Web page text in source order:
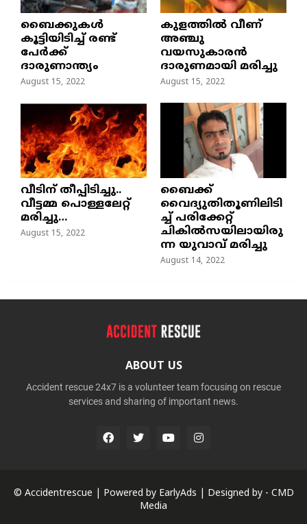
ബൈക്കുകൾ
കൂട്ടിയിടിച്ച് രണ്ട്
പേർക്ക്
ദാരുണാന്ത്യം
August 15, 2022
കുളത്തില്‍ വീണ്
അഞ്ചു
വയസുകാരന്‍
ദാരുണമായി മരിച്ചു
August 15, 2022
വീടിന് തീപ്പിടിച്ചു..
വീട്ടമ്മ പൊള്ളലേറ്റ്
മരിച്ചു…
August 15, 2022
ബൈക്ക്
വൈദ്യുതിതൂണിലിടി
ച്ച്‌ പരിക്കേറ്റ്
ചികില്‍സയിലായിരു
ന്ന യുവാവ് മരിച്ചു
August 14, 2022
ABOUT US
Accident rescue 24x7 is a volunteer team focusing on rescue
services and sharing of important news.
© Accidentrescue | Powered by EarlyAds | Designed by - CMD
Media